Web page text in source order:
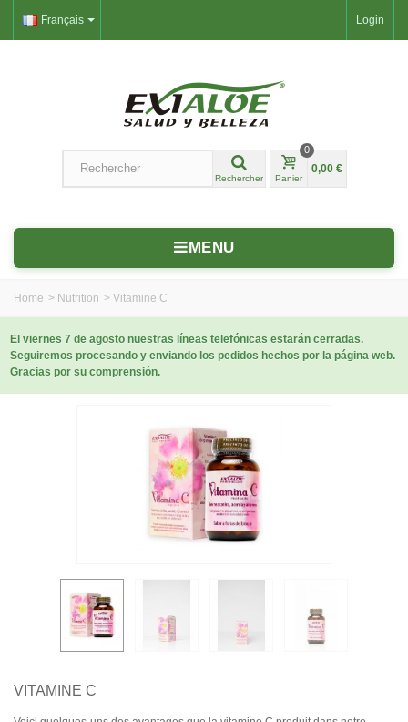
Login
Français
Rechercher Panier
0
0,00 €
MENU
Home > Nutrition > Vitamine C
El viernes 7 de agosto nuestras líneas telefónicas estarán cerradas.
Seguiremos procesando y enviando los pedidos hechos por la página web.
Gracias por su comprensión.
VITAMINE C